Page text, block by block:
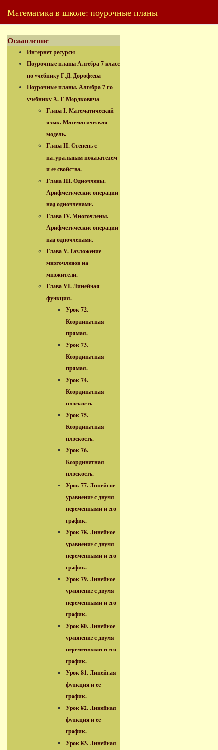
Математика в школе: поурочные планы
Оглавление
Интернет ресурсы
Поурочные планы Алгебра 7 класс
по учебнику Г.Д. Дорофеева
Поурочные планы. Алгебра 7 по
учебнику А. Г Мордковича
Глава I. Математический
язык. Математическая
модель.
Глава II. Степень с
натуральным показателем
и ее свойства.
Глава III. Одночлены.
Арифметические операции
над одночленами.
Глава IV. Многочлены.
Арифметические операции
над одночленами.
Глава V. Разложение
многочленов на
множители.
Глава VI. Линейная
функция.
Урок 72.
Координатная
прямая.
Урок 73.
Координатная
прямая.
Урок 74.
Координатная
плоскость.
Урок 75.
Координатная
плоскость.
Урок 76.
Координатная
плоскость.
Урок 77. Линейное
уравнение с двумя
переменными и его
график.
Урок 78. Линейное
уравнение с двумя
переменными и его
график.
Урок 79. Линейное
уравнение с двумя
переменными и его
график.
Урок 80. Линейное
уравнение с двумя
переменными и его
график.
Урок 81. Линейная
функция и ее
график.
Урок 82. Линейная
функция и ее
график.
Урок 83. Линейная